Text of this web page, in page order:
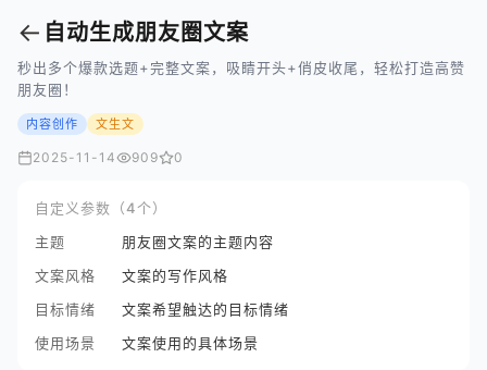
← 自动生成朋友圈文案
秒出多个爆款选题+完整文案，吸睛开头+俏皮收尾，轻松打造高赞
朋友圈！
内容创作 文生文
2025-11-14 909 0
自定义参数（4个）
主题
朋友圈文案的主题内容
文案风格
文案的写作风格
目标情绪
文案希望触达的目标情绪
使用场景
文案使用的具体场景